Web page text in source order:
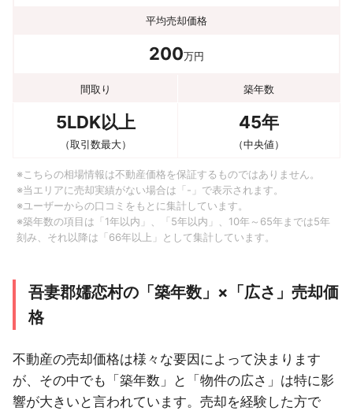
平均売却価格
200万円
間取り 築年数
5LDK以上
（取引数最大）
45年
（中央値）
※こちらの相場情報は不動産価格を保証するものではありません。
※当エリアに売却実績がない場合は「-」で表示されます。
※ユーザーからの口コミをもとに集計しています。
※築年数の項目は「1年以内」、「5年以内」、10年～65年までは5年
刻み、それ以降は「66年以上」として集計しています。
吾妻郡嬬恋村の「築年数」×「広さ」売却価
格
不動産の売却価格は様々な要因によって決まります
が、その中でも「築年数」と「物件の広さ」は特に影
響が大きいと言われています。売却を経験した方で